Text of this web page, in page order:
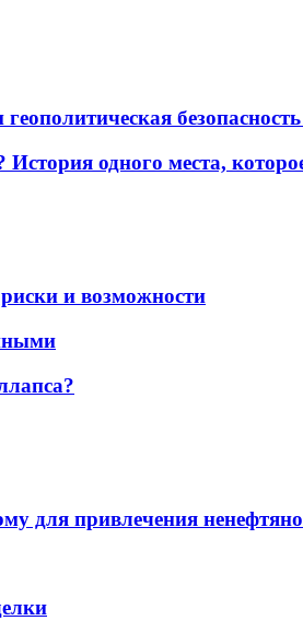
одного места,
и возможности
для привлечения